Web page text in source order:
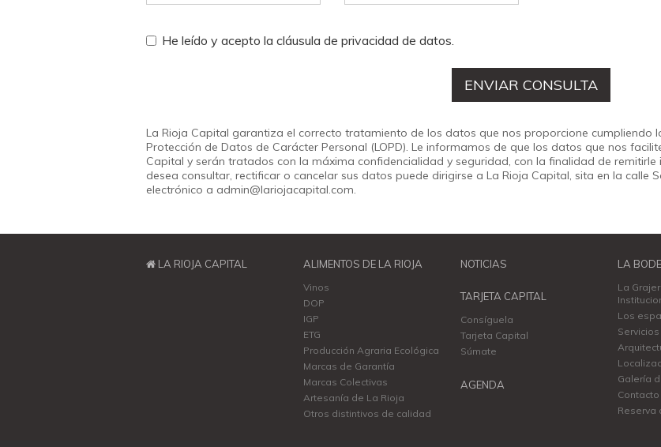
He leído y acepto la cláusula de privacidad de datos.
La Rioja Capital garantiza el correcto tratamiento de los datos que nos proporcione cumpliendo
Protección de Datos de Carácter Personal (LOPD). Le informamos de que los datos que nos
Capital y serán tratados con la máxima confidencialidad y seguridad, con la finalidad de
desea consultar, rectificar o cancelar sus datos puede dirigirse a La Rioja Capital, sita en la calle
electrónico a admin@lariojacapital.com.
LA RIOJA CAPITAL ALIMENTOS DE LA RIOJA
Vinos
DOP
IGP
ETG
Producción Agraria Ecológica
Marcas de Garantía
Marcas Colectivas
Artesanía de La Rioja
Otros distintivos de calidad
NOTICIAS
TARJETA CAPITAL
Consíguela
Tarjeta Capital
Súmate
AGENDA
LA
La
Los
Servicios
Galería
Contacto
Reserva